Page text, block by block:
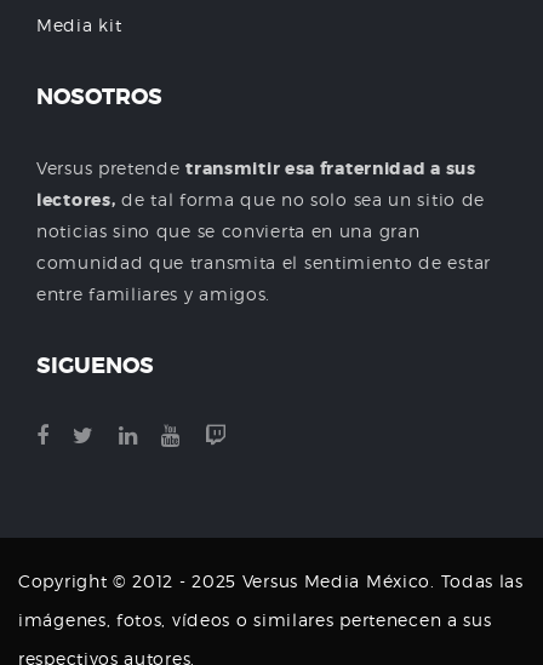
Media kit
NOSOTROS
Versus pretendetransmitir esa fraternidad a sus
lectores, de tal forma que no solo sea un sitio de
noticias sino que se convierta en una gran
comunidad que transmita el sentimiento de estar
entre familiares y amigos.
SIGUENOS
Copyright © 2012 - 2025 Versus Media México. Todas las
imágenes, fotos, vídeos o similares pertenecen a sus
respectivos autores.